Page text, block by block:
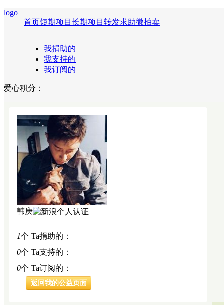
logo
首页短期项目 长期项目 转发求助微拍卖
我捐助的
我支持的
我订阅的
爱心积分：
韩庚
1个 Ta捐助的：
0个 Ta支持的：
0个 Ta订阅的：
返回我的公益页面